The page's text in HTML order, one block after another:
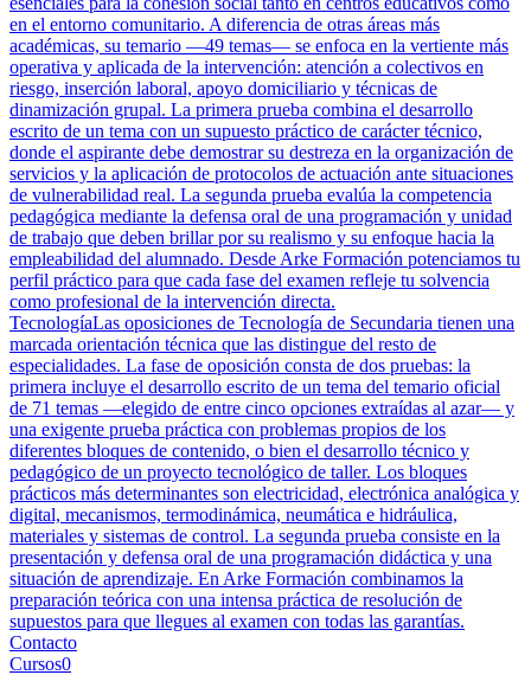
en el entorno comunitario. A diferencia de otras áreas más
académicas, su temario —49 temas— se enfoca en la vertiente más
operativa y aplicada de la intervención: atención a colectivos en
riesgo, inserción laboral, apoyo domiciliario y técnicas de
dinamización grupal. La primera prueba combina el desarrollo
escrito de un tema con un supuesto práctico de carácter técnico,
donde el aspirante debe demostrar su destreza en la organización de
servicios y la aplicación de protocolos de actuación ante situaciones
de vulnerabilidad real. La segunda prueba evalúa la competencia
pedagógica mediante la defensa oral de una programación y unidad
de trabajo que deben brillar por su realismo y su enfoque hacia la
empleabilidad del alumnado. Desde Arke Formación potenciamos tu
perfil práctico para que cada fase del examen refleje tu solvencia
como profesional de la intervención directa.
TecnologíaLas oposiciones de Tecnología de Secundaria tienen una
marcada orientación técnica que las distingue del resto de
especialidades. La fase de oposición consta de dos pruebas: la
primera incluye el desarrollo escrito de un tema del temario oficial
de 71 temas —elegido de entre cinco opciones extraídas al azar— y
una exigente prueba práctica con problemas propios de los
diferentes bloques de contenido, o bien el desarrollo técnico y
pedagógico de un proyecto tecnológico de taller. Los bloques
prácticos más determinantes son electricidad, electrónica analógica y
digital, mecanismos, termodinámica, neumática e hidráulica,
materiales y sistemas de control. La segunda prueba consiste en la
presentación y defensa oral de una programación didáctica y una
situación de aprendizaje. En Arke Formación combinamos la
preparación teórica con una intensa práctica de resolución de
supuestos para que llegues al examen con todas las garantías.
Contacto
Cursos0